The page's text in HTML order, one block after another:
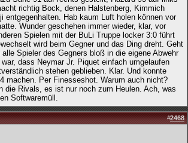
richtig Bock, denen Halstenberg, Kimmich
entgegenhalten. Hab kaum Luft holen können vor
Wunder geschehen immer wieder, klar, vor
Spielen mit der BuLi Truppe locker 3:0 führt
wird beim Gegner und das Ding dreht. Geht
Spieler des Gegners bloß in die eigene Abwehr
dass Neymar Jr. Piquet einfach umgelaufen
stehen geblieben. Klar. Und konnte
machen. Per Finesseshot. Warum auch nicht?
die Rivals, es ist nur noch zum Heulen. Ach, was
Softwaremüll.
#2468